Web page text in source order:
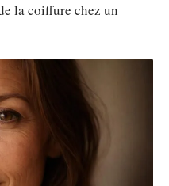
la coiffure chez un